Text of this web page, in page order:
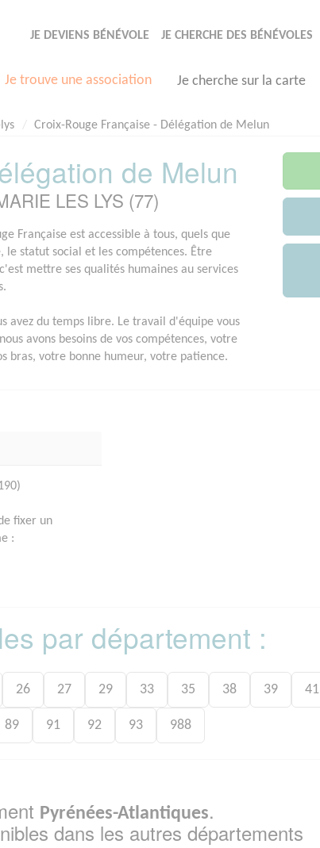
JE DEVIENS BÉNÉVOLE JE CHERCHE DES BÉNÉVOLES
Je trouve une association Je cherche sur la carte
Croix-Rouge Française - Délégation de Melun
de Melun
LES LYS (77)
Française est accessible à tous, quels que
le statut social et les compétences. Être
mettre ses qualités humaines au services
avez du temps libre. Le travail d'équipe vous
avons besoins de vos compétences, votre
bras, votre bonne humeur, votre patience.
fixer un
:
par département :
26 27 29 33 35 38 39 41
89 91 92 93 988
Pyrénées-Atlantiques.
dans les autres départements